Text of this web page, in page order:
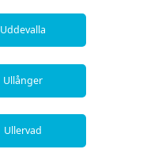
Uddevalla
Ullånger
Ullervad